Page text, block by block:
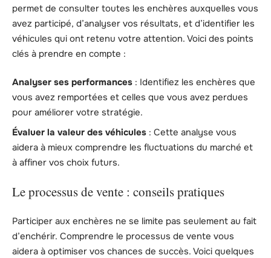
permet de consulter toutes les enchères auxquelles vous
avez participé, d’analyser vos résultats, et d’identifier les
véhicules qui ont retenu votre attention. Voici des points
clés à prendre en compte :
Analyser ses performances : Identifiez les enchères que
vous avez remportées et celles que vous avez perdues
pour améliorer votre stratégie.
Évaluer la valeur des véhicules : Cette analyse vous
aidera à mieux comprendre les fluctuations du marché et
à affiner vos choix futurs.
Le processus de vente : conseils pratiques
Participer aux enchères ne se limite pas seulement au fait
d’enchérir. Comprendre le processus de vente vous
aidera à optimiser vos chances de succès. Voici quelques